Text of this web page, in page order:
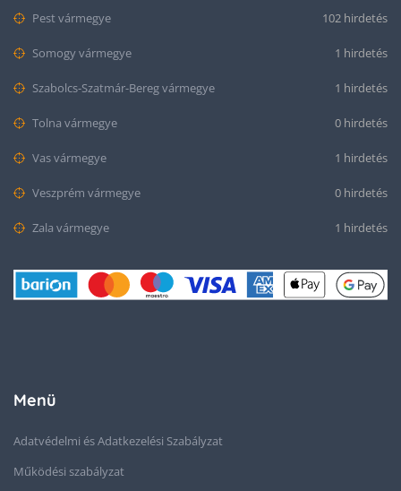
Pest vármegye 102 hirdetés
Somogy vármegye 1 hirdetés
Szabolcs-Szatmár-Bereg vármegye 1 hirdetés
Tolna vármegye 0 hirdetés
Vas vármegye 1 hirdetés
Veszprém vármegye 0 hirdetés
Zala vármegye 1 hirdetés
Menü
Adatvédelmi és Adatkezelési Szabályzat
Működési szabályzat